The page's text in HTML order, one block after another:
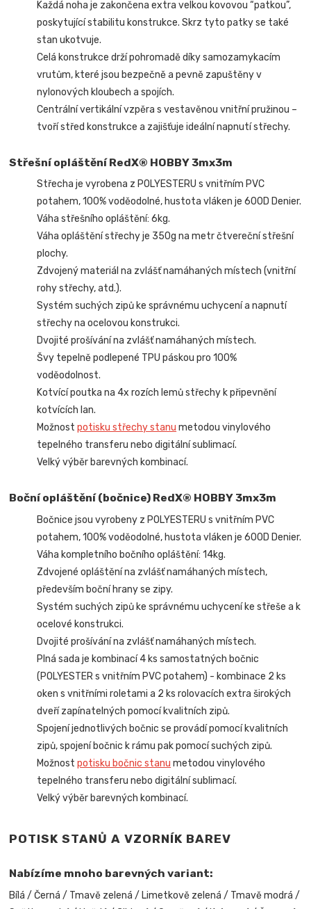
Každá noha je zakončena extra velkou kovovou “patkou”,
poskytující stabilitu konstrukce. Skrz tyto patky se také
stan ukotvuje.
Celá konstrukce drží pohromadě díky samozamykacím
vrutům, které jsou bezpečně a pevně zapuštěny v
nylonových kloubech a spojích.
Centrální vertikální vzpěra s vestavěnou vnitřní pružinou –
tvoří střed konstrukce a zajišťuje ideální napnutí střechy.
Střešní opláštění RedX® HOBBY 3mx3m
Střecha je vyrobena z POLYESTERU s vnitřním PVC
potahem, 100% voděodolné, hustota vláken je 600D Denier.
Váha střešního opláštění: 6kg.
Váha opláštění střechy je 350g na metr čtvereční střešní
plochy.
Zdvojený materiál na zvlášť namáhaných místech (vnitřní
rohy střechy, atd.).
Systém suchých zipů ke správnému uchycení a napnutí
střechy na ocelovou konstrukci.
Dvojité prošívání na zvlášť namáhaných místech.
Švy tepelně podlepené TPU páskou pro 100%
voděodolnost.
Kotvící poutka na 4x rozích lemů střechy k připevnění
kotvících lan.
Možnostpotisku střechy stanu metodou vinylového
tepelného transferu nebo digitální sublimací.
Velký výběr barevných kombinací.
Boční opláštění (bočnice) RedX® HOBBY 3mx3m
Bočnice jsou vyrobeny z POLYESTERU s vnitřním PVC
potahem, 100% voděodolné, hustota vláken je 600D Denier.
Váha kompletního bočního opláštění: 14kg.
Zdvojené opláštění na zvlášť namáhaných místech,
především boční hrany se zipy.
Systém suchých zipů ke správnému uchycení ke střeše a k
ocelové konstrukci.
Dvojité prošívání na zvlášť namáhaných místech.
Plná sada je kombinací 4 ks samostatných bočnic
(POLYESTER s vnitřním PVC potahem) - kombinace 2 ks
oken s vnitřními roletami a 2 ks rolovacích extra širokých
dveří zapínatelných pomocí kvalitních zipů.
Spojení jednotlivých bočnic se provádí pomocí kvalitních
zipů, spojení bočnic k rámu pak pomocí suchých zipů.
Možnostpotisku bočnic stanu metodou vinylového
tepelného transferu nebo digitální sublimací.
Velký výběr barevných kombinací.
POTISK STANŮ A VZORNÍK BAREV
Nabízíme mnoho barevných variant:
Bílá / Černá / Tmavě zelená / Limetkově zelená / Tmavě modrá /